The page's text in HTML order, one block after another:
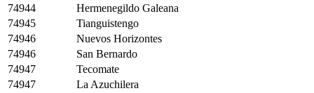
74944
Hermenegildo Galeana
74945
Tianguistengo
74946
Nuevos Horizontes
74946
San Bernardo
74947
Tecomate
74947
La Azuchilera